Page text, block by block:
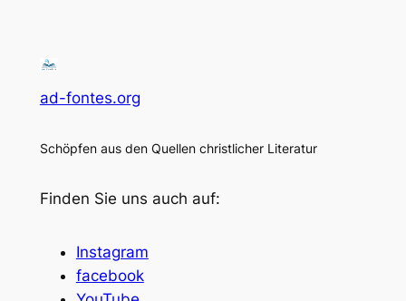
ad-fontes.org
Schöpfen aus den Quellen christlicher Literatur
Finden Sie uns auch auf:
Instagram
facebook